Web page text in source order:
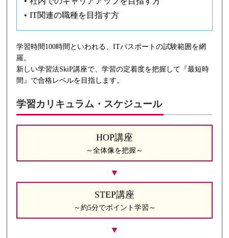
IT関連の職種を目指す方
学習時間100時間といわれる、ITパスポートの試験範囲を網
羅。
新しい学習法SkiP講座で、学習の定着度を把握して『最短時
間』で合格レベルを目指します。
学習カリキュラム・スケジュール
HOP講座
～全体像を把握～
STEP講座
～約5分でポイント学習～